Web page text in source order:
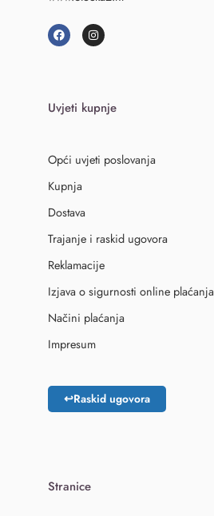
Uvjeti kupnje
Opći uvjeti poslovanja
Kupnja
Dostava
Trajanje i raskid ugovora
Reklamacije
Izjava o sigurnosti online plaćanja
Načini plaćanja
Impresum
↩Raskid ugovora
Stranice